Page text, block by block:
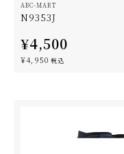
ABC-MART
N9353J
¥4,500
¥4,950 税込